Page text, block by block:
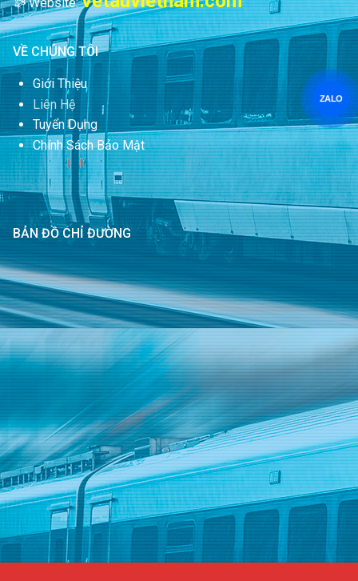
VỀ CHÚNG TÔI
Giới Thiệu
Liên Hệ
Tuyển Dụng
Chính Sách Bảo Mật
BẢN ĐỒ CHỈ ĐƯỜNG
ZALO